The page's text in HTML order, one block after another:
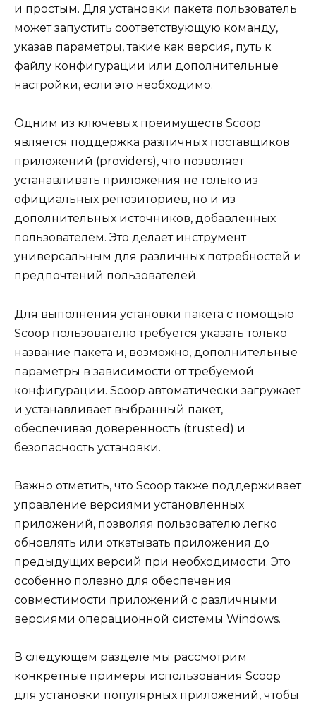
и простым. Для установки пакета пользователь
может запустить соответствующую команду,
указав параметры, такие как версия, путь к
файлу конфигурации или дополнительные
настройки, если это необходимо.
Одним из ключевых преимуществ Scoop
является поддержка различных поставщиков
приложений (providers), что позволяет
устанавливать приложения не только из
официальных репозиториев, но и из
дополнительных источников, добавленных
пользователем. Это делает инструмент
универсальным для различных потребностей и
предпочтений пользователей.
Для выполнения установки пакета с помощью
Scoop пользователю требуется указать только
название пакета и, возможно, дополнительные
параметры в зависимости от требуемой
конфигурации. Scoop автоматически загружает
и устанавливает выбранный пакет,
обеспечивая доверенность (trusted) и
безопасность установки.
Важно отметить, что Scoop также поддерживает
управление версиями установленных
приложений, позволяя пользователю легко
обновлять или откатывать приложения до
предыдущих версий при необходимости. Это
особенно полезно для обеспечения
совместимости приложений с различными
версиями операционной системы Windows.
В следующем разделе мы рассмотрим
конкретные примеры использования Scoop
для установки популярных приложений, чтобы